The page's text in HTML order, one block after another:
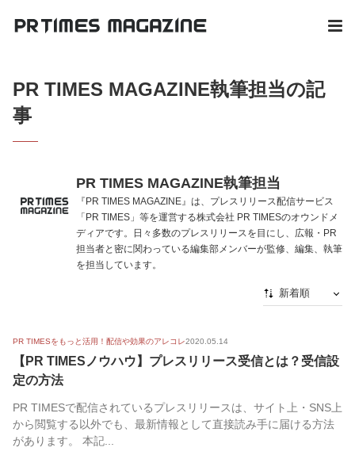
PR TIMES MAGAZINE執筆担当の記
事
PR TIMES MAGAZINE執筆担当
『PR TIMES MAGAZINE』は、プレスリリース配信サービス
「PR TIMES」等を運営する株式会社 PR TIMESのオウンドメ
ディアです。日々多数のプレスリリースを目にし、広報・PR
担当者と密に関わっている編集部メンバーが監修、編集、執筆
を担当しています。
新着順
人気順
PR TIMESをもっと活用！配信や効果のアレコレ2020.05.14
【PR TIMESノウハウ】プレスリリース受信とは？受信設
定の方法
PR TIMESで配信されているプレスリリースは、サイト上・SNS上
から閲覧する以外でも、最新情報として直接読み手に届ける方法
があります。 本記...